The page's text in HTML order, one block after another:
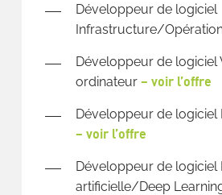
Développeur de logiciel
Infrastructure/
Développeur de logiciel
ordinateur – voir l’offre
Développeur de logiciel
– voir l’offre
Développeur de logiciel
artificielle/Deep